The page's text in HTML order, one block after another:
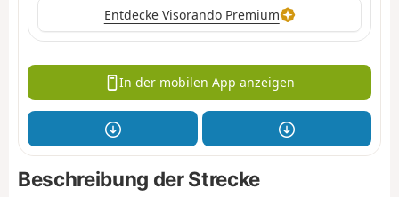
Entdecke Visorando Premium
In der mobilen App anzeigen
Beschreibung der Strecke